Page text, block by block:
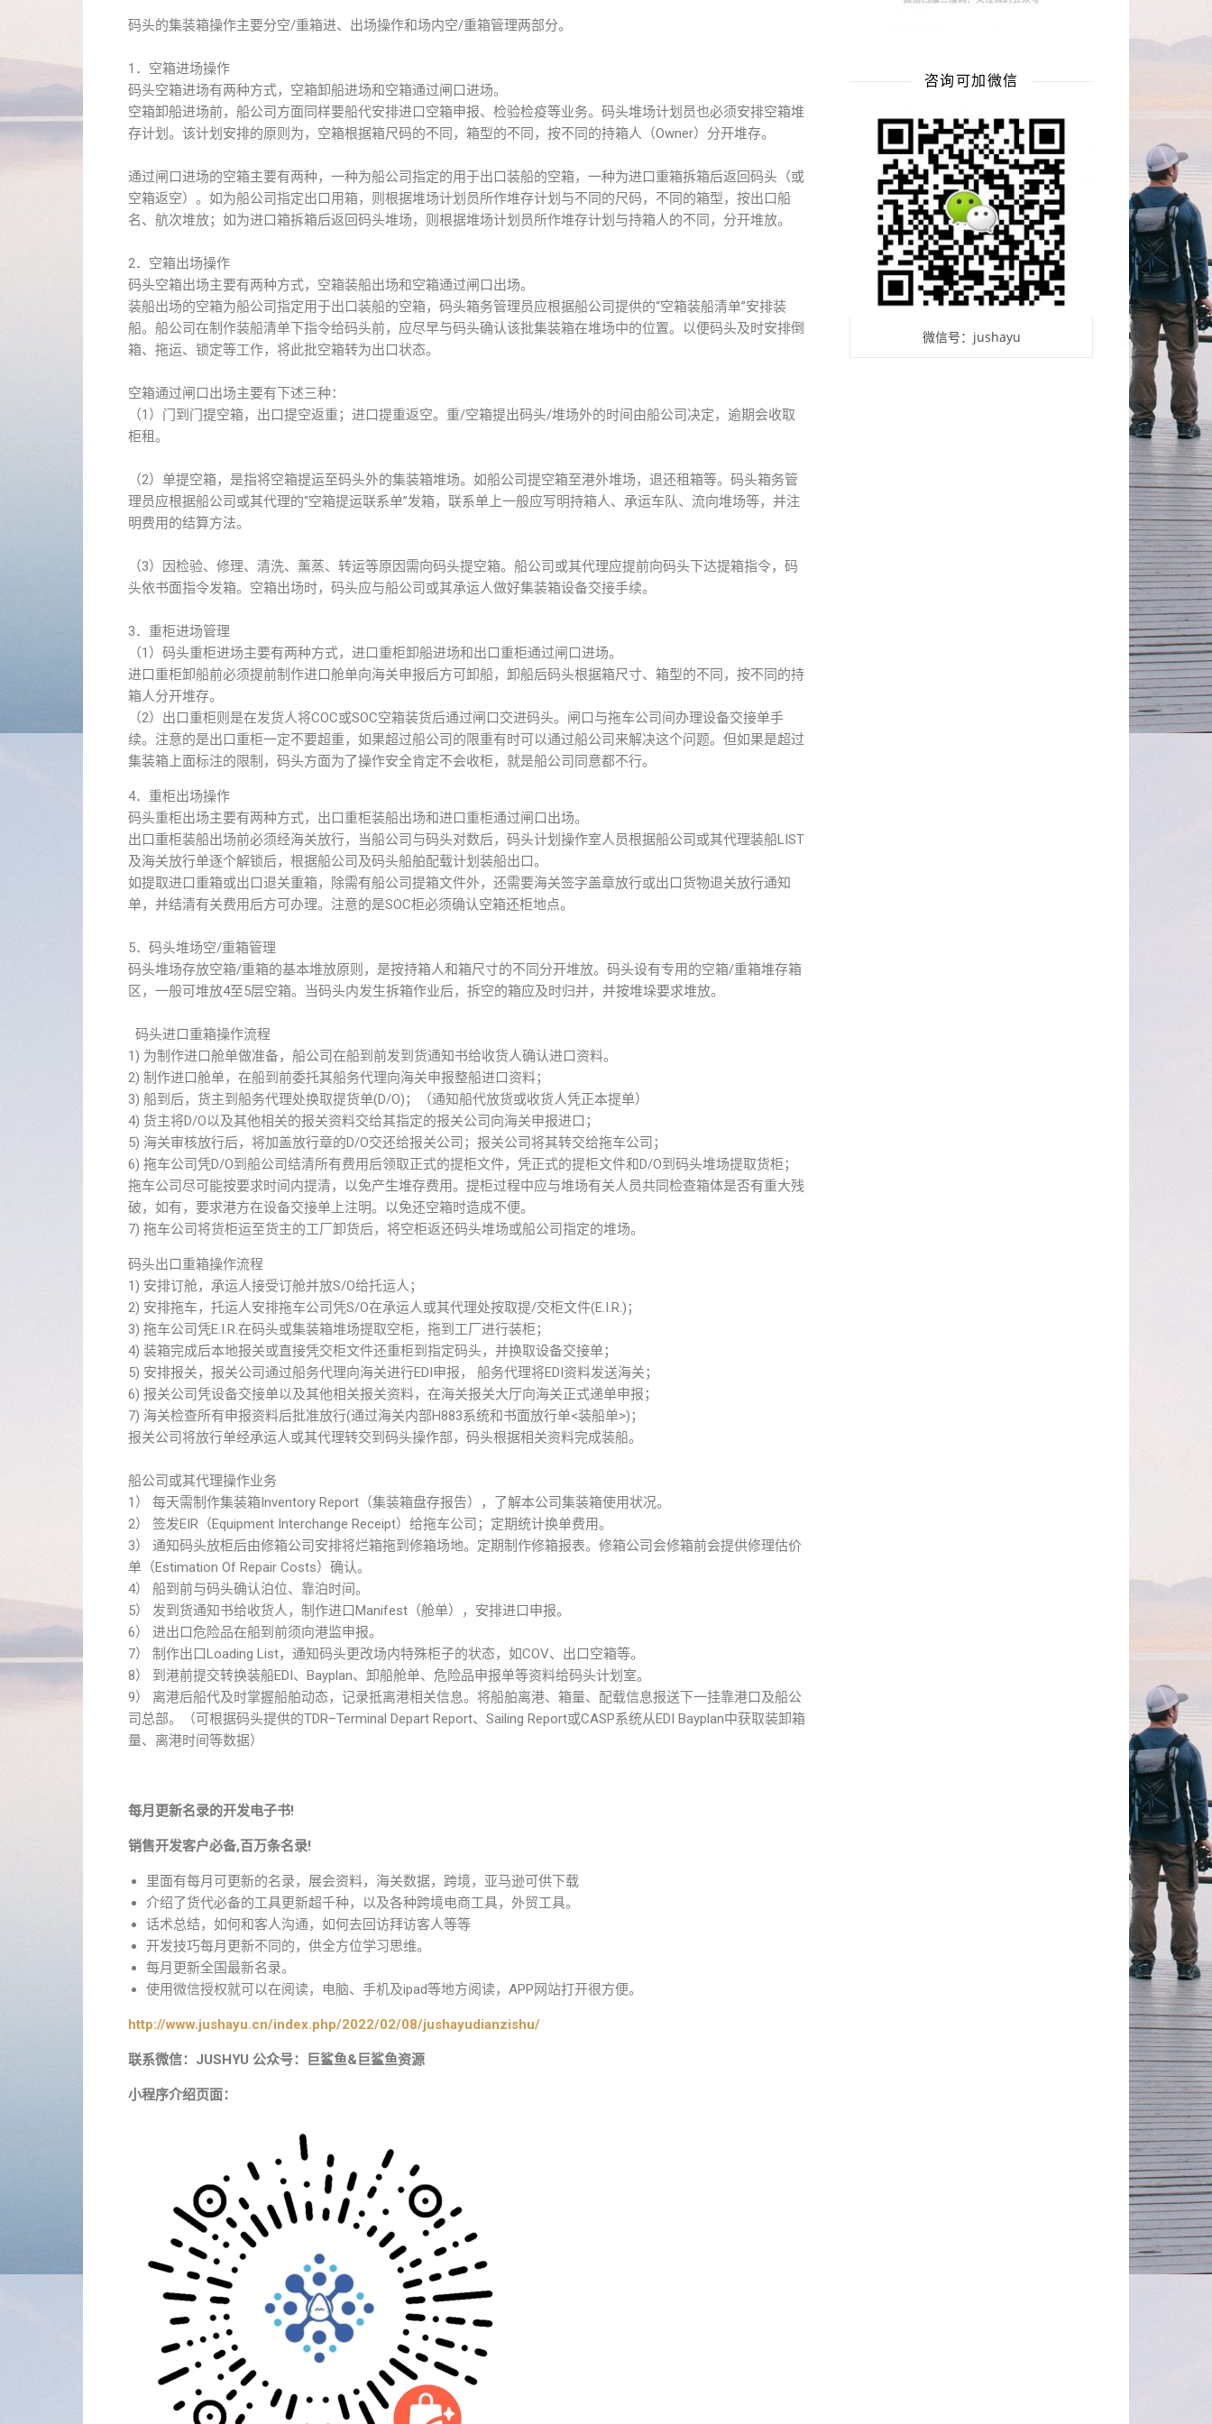
码头的集装箱操作主要分空/重箱进、出场操作和场内空/重箱管理两部分。
1．空箱进场操作
码头空箱进场有两种方式，空箱卸船进场和空箱通过闸口进场。
空箱卸船进场前，船公司方面同样要船代安排进口空箱申报、检验检疫等业务。码头堆场计划员也必须安排空箱堆
存计划。该计划安排的原则为，空箱根据箱尺码的不同，箱型的不同，按不同的持箱人（Owner）分开堆存。
通过闸口进场的空箱主要有两种，一种为船公司指定的用于出口装船的空箱，一种为进口重箱拆箱后返回码头（或
空箱返空）。如为船公司指定出口用箱，则根据堆场计划员所作堆存计划与不同的尺码，不同的箱型，按出口船
名、航次堆放；如为进口箱拆箱后返回码头堆场，则根据堆场计划员所作堆存计划与持箱人的不同，分开堆放。
2．空箱出场操作
码头空箱出场主要有两种方式，空箱装船出场和空箱通过闸口出场。
装船出场的空箱为船公司指定用于出口装船的空箱，码头箱务管理员应根据船公司提供的“空箱装船清单”安排装
船。船公司在制作装船清单下指令给码头前，应尽早与码头确认该批集装箱在堆场中的位置。以便码头及时安排倒
箱、拖运、锁定等工作，将此批空箱转为出口状态。
空箱通过闸口出场主要有下述三种：
（1）门到门提空箱，出口提空返重；进口提重返空。重/空箱提出码头/堆场外的时间由船公司决定，逾期会收取
柜租。
（2）单提空箱，是指将空箱提运至码头外的集装箱堆场。如船公司提空箱至港外堆场，退还租箱等。码头箱务管
理员应根据船公司或其代理的“空箱提运联系单”发箱，联系单上一般应写明持箱人、承运车队、流向堆场等，并注
明费用的结算方法。
（3）因检验、修理、清洗、薰蒸、转运等原因需向码头提空箱。船公司或其代理应提前向码头下达提箱指令，码
头依书面指令发箱。空箱出场时，码头应与船公司或其承运人做好集装箱设备交接手续。
3．重柜进场管理
（1）码头重柜进场主要有两种方式，进口重柜卸船进场和出口重柜通过闸口进场。
进口重柜卸船前必须提前制作进口舱单向海关申报后方可卸船，卸船后码头根据箱尺寸、箱型的不同，按不同的持
箱人分开堆存。
（2）出口重柜则是在发货人将COC或SOC空箱装货后通过闸口交进码头。闸口与拖车公司间办理设备交接单手
续。注意的是出口重柜一定不要超重，如果超过船公司的限重有时可以通过船公司来解决这个问题。但如果是超过
集装箱上面标注的限制，码头方面为了操作安全肯定不会收柜，就是船公司同意都不行。
4．重柜出场操作
码头重柜出场主要有两种方式，出口重柜装船出场和进口重柜通过闸口出场。
出口重柜装船出场前必须经海关放行，当船公司与码头对数后，码头计划操作室人员根据船公司或其代理装船LIST
及海关放行单逐个解锁后，根据船公司及码头船舶配载计划装船出口。
如提取进口重箱或出口退关重箱，除需有船公司提箱文件外，还需要海关签字盖章放行或出口货物退关放行通知
单，并结清有关费用后方可办理。注意的是SOC柜必须确认空箱还柜地点。
5．码头堆场空/重箱管理
码头堆场存放空箱/重箱的基本堆放原则，是按持箱人和箱尺寸的不同分开堆放。码头设有专用的空箱/重箱堆存箱
区，一般可堆放4至5层空箱。当码头内发生拆箱作业后，拆空的箱应及时归并，并按堆垛要求堆放。
码头进口重箱操作流程
1) 为制作进口舱单做准备，船公司在船到前发到货通知书给收货人确认进口资料。
2) 制作进口舱单，在船到前委托其船务代理向海关申报整船进口资料；
3) 船到后，货主到船务代理处换取提货单(D/O)；（通知船代放货或收货人凭正本提单）
4) 货主将D/O以及其他相关的报关资料交给其指定的报关公司向海关申报进口；
5) 海关审核放行后，将加盖放行章的D/O交还给报关公司；报关公司将其转交给拖车公司；
6) 拖车公司凭D/O到船公司结清所有费用后领取正式的提柜文件，凭正式的提柜文件和D/O到码头堆场提取货柜；
拖车公司尽可能按要求时间内提清，以免产生堆存费用。提柜过程中应与堆场有关人员共同检查箱体是否有重大残
破，如有，要求港方在设备交接单上注明。以免还空箱时造成不便。
7) 拖车公司将货柜运至货主的工厂卸货后，将空柜返还码头堆场或船公司指定的堆场。
码头出口重箱操作流程
1) 安排订舱，承运人接受订舱并放S/O给托运人；
2) 安排拖车，托运人安排拖车公司凭S/O在承运人或其代理处按取提/交柜文件(E.I.R.)；
3) 拖车公司凭E.I.R.在码头或集装箱堆场提取空柜，拖到工厂进行装柜；
4) 装箱完成后本地报关或直接凭交柜文件还重柜到指定码头，并换取设备交接单；
5) 安排报关，报关公司通过船务代理向海关进行EDI申报， 船务代理将EDI资料发送海关；
6) 报关公司凭设备交接单以及其他相关报关资料，在海关报关大厅向海关正式递单申报；
7) 海关检查所有申报资料后批准放行(通过海关内部H883系统和书面放行单<装船单>)；
报关公司将放行单经承运人或其代理转交到码头操作部，码头根据相关资料完成装船。
船公司或其代理操作业务
1） 每天需制作集装箱Inventory Report（集装箱盘存报告），了解本公司集装箱使用状况。
2） 签发EIR（Equipment Interchange Receipt）给拖车公司；定期统计换单费用。
3） 通知码头放柜后由修箱公司安排将烂箱拖到修箱场地。定期制作修箱报表。修箱公司会修箱前会提供修理估价
单（Estimation Of Repair Costs）确认。
4） 船到前与码头确认泊位、靠泊时间。
5） 发到货通知书给收货人，制作进口Manifest（舱单），安排进口申报。
6） 进出口危险品在船到前须向港监申报。
7） 制作出口Loading List，通知码头更改场内特殊柜子的状态，如COV、出口空箱等。
8） 到港前提交转换装船EDI、Bayplan、卸船舱单、危险品申报单等资料给码头计划室。
9） 离港后船代及时掌握船舶动态，记录抵离港相关信息。将船舶离港、箱量、配载信息报送下一挂靠港口及船公
司总部。（可根据码头提供的TDR–Terminal Depart Report、Sailing Report或CASP系统从EDI Bayplan中获取装卸箱
量、离港时间等数据）
每月更新名录的开发电子书!
销售开发客户必备,百万条名录!
里面有每月可更新的名录，展会资料，海关数据，跨境，亚马逊可供下载
介绍了货代必备的工具更新超千种，以及各种跨境电商工具，外贸工具。
话术总结，如何和客人沟通，如何去回访拜访客人等等
开发技巧每月更新不同的，供全方位学习思维。
每月更新全国最新名录。
使用微信授权就可以在阅读，电脑、手机及ipad等地方阅读，APP网站打开很方便。
http://www.jushayu.cn/index.php/2022/02/08/jushayudianzishu/
联系微信：JUSHYU 公众号：巨鲨鱼&巨鲨鱼资源
小程序介绍页面：
咨询可加微信
微信号：jushayu